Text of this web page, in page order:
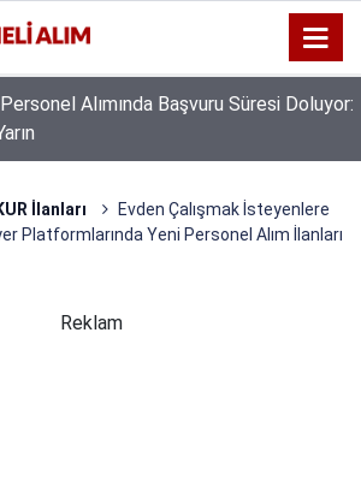
Alımında Başvuru Süresi Doluyor:
İlanları
Evden Çalışmak İsteyenlere
Platformlarında Yeni Personel Alım İlanları
Reklam